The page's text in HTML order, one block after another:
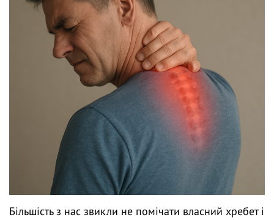
Більшість з нас звикли не помічати власний хребет і